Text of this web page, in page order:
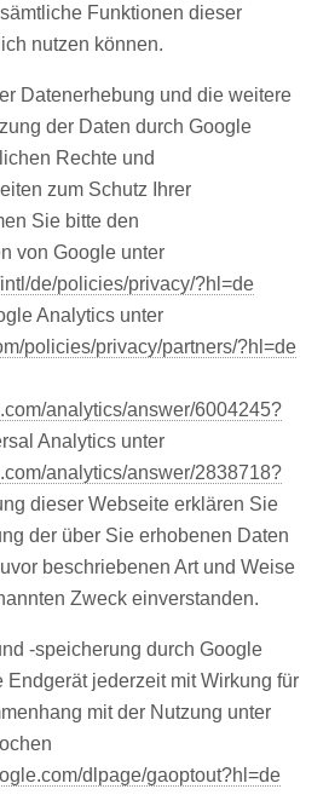
Funktionen dieser
nutzen können.
Datenerhebung und die weitere
der Daten durch Google
Rechte und
zum Schutz Ihrer
Sie bitte den
von Google unter
de/policies/privacy/?hl=de
Analytics unter
policies/privacy/partners/?hl=de
analytics/answer/6004245?
Analytics unter
analytics/answer/2838718?
dieser Webseite erklären Sie
der über Sie erhobenen Daten
beschriebenen Art und Weise
Zweck einverstanden.
-speicherung durch Google
Endgerät jederzeit mit Wirkung für
mit der Nutzung unter
dlpage/gaoptout?hl=de